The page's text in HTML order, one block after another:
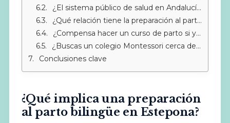
¿El sistema público de salud en Andalucía ofrece atención en inglés?
¿Qué relación tiene la preparación al parto con la pedagogía Montessori?
¿Compensa hacer un curso de parto si ya tengo experiencia?
¿Buscas un colegio Montessori cerca de Sotogrande?
Conclusiones clave
¿Qué implica una preparación
al parto bilingüe en Estepona?